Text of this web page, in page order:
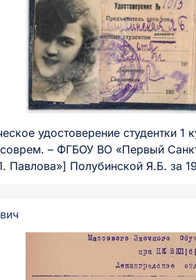
удостоверение студентки 1
– ФГБОУ ВО «Первый
Павлова»] Полубинской Я.Б. за